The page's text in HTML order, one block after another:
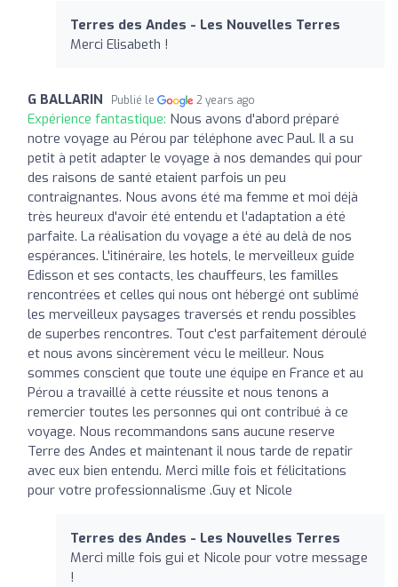
Terres des Andes - Les Nouvelles Terres
Merci Elisabeth !
G BALLARIN Publié le 2 years ago
Expérience fantastique: Nous avons d'abord préparé
notre voyage au Pérou par téléphone avec Paul. Il a su
petit à petit adapter le voyage à nos demandes qui pour
des raisons de santé etaient parfois un peu
contraignantes. Nous avons été ma femme et moi déjà
très heureux d'avoir été entendu et l'adaptation a été
parfaite. La réalisation du voyage a été au delà de nos
espérances. L'itinéraire, les hotels, le merveilleux guide
Edisson et ses contacts, les chauffeurs, les familles
rencontrées et celles qui nous ont hébergé ont sublimé
les merveilleux paysages traversés et rendu possibles
de superbes rencontres. Tout c'est parfaitement déroulé
et nous avons sincèrement vécu le meilleur. Nous
sommes conscient que toute une équipe en France et au
Pérou a travaillé à cette réussite et nous tenons a
remercier toutes les personnes qui ont contribué à ce
voyage. Nous recommandons sans aucune reserve
Terre des Andes et maintenant il nous tarde de repatir
avec eux bien entendu. Merci mille fois et félicitations
pour votre professionnalisme .Guy et Nicole
Terres des Andes - Les Nouvelles Terres
Merci mille fois gui et Nicole pour votre message
!